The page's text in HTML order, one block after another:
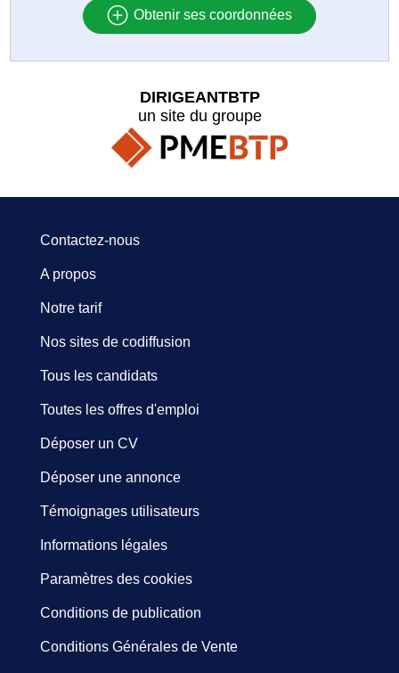
Obtenir ses coordonnées
DIRIGEANTBTP
un site du groupe
Contactez-nous
A propos
Notre tarif
Nos sites de codiffusion
Tous les candidats
Toutes les offres d'emploi
Déposer un CV
Déposer une annonce
Témoignages utilisateurs
Informations légales
Paramètres des cookies
Conditions de publication
Conditions Générales de Vente